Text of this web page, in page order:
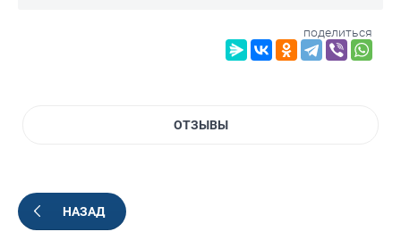
поделиться
ОТЗЫВЫ
НАЗАД